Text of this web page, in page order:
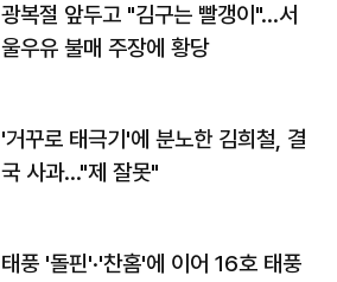
광복절 앞두고 "김구는 빨갱이"…서
울우유 불매 주장에 황당
'거꾸로 태극기'에 분노한 김희철, 결
국 사과…"제 잘못"
태풍 '돌핀'·'찬홈'에 이어 16호 태풍